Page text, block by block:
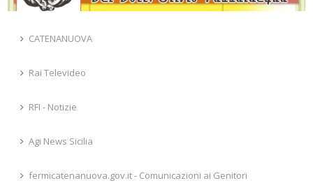
CATENANUOVA
Rai Televideo
RFI - Notizie
Agi News Sicilia
fermicatenanuova.gov.it - Comunicazioni ai Genitori